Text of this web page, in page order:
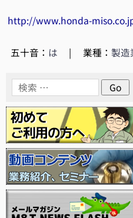
http://www.honda-
五十音： は | 業種：製造